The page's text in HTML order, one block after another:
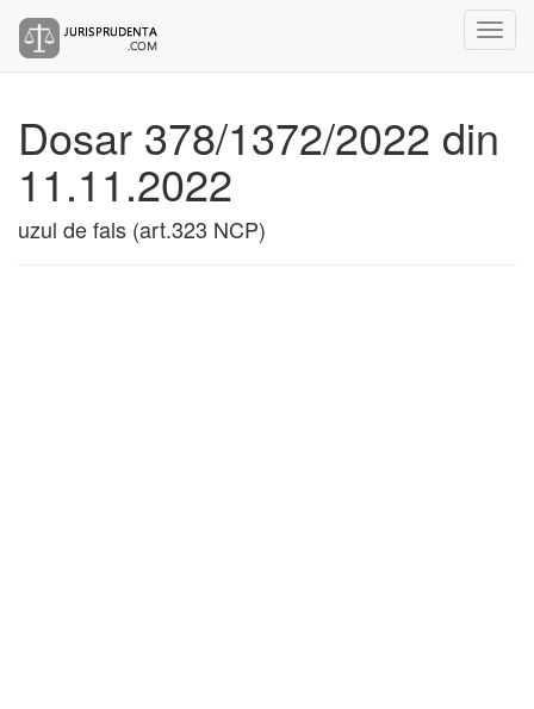
Dosar 378/1372/2022 din
11.11.2022
uzul de fals (art.323 NCP)